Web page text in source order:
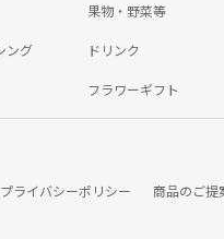
果物・野菜等
ング ドリンク
フラワーギフト
プライバシーポリシー 商品のご提